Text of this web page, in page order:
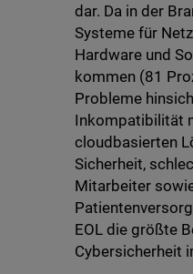
dar. Da in der
Systeme für
Hardware und
kommen (81
Probleme
Inkompatibilität
cloudbasierten
Sicherheit,
Mitarbeiter
EOL die größte
Cybersicherheit